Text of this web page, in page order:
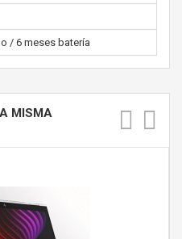
/ 6 meses batería
MISMA